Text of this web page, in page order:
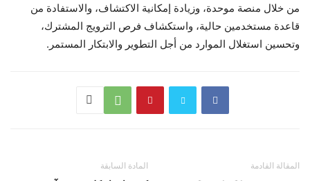
من خلال منصة موحدة، وزيادة إمكانية الاكتشاف، والاستفادة من
قاعدة مستخدمين حالية، واستكشاف فرص الترويج المشترك،
وتحسين استغلال الموارد من أجل التطوير والابتكار المستمر.
المادة السابقة المقالة القادمة